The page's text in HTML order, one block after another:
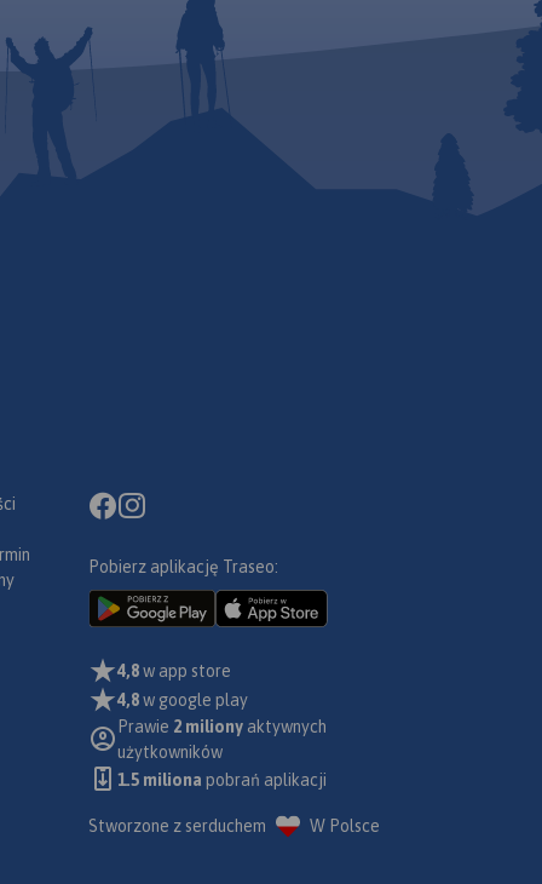
Pobierz aplikację Traseo:
4,8w app store
4,8w google play
Prawie 2 miliony aktywnych
użytkowników
1.5 miliona pobrań aplikacji
Stworzone z serduchem W Polsce